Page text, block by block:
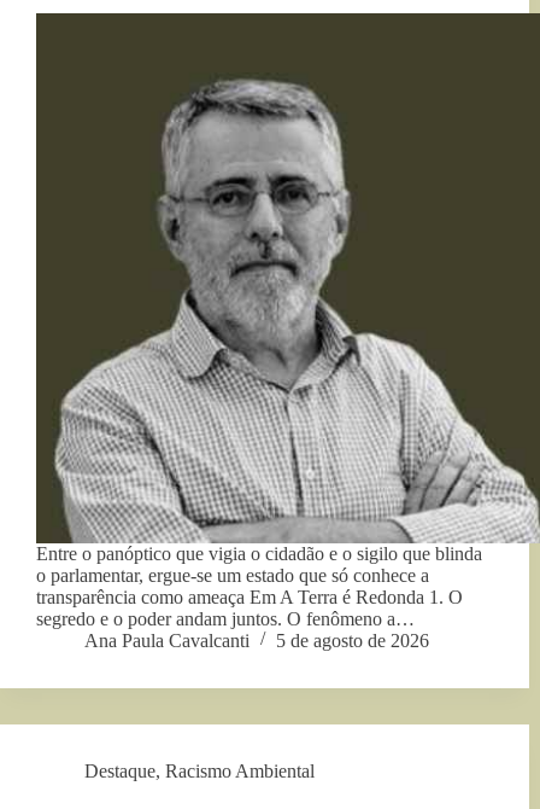
Entre o panóptico que vigia o cidadão e o sigilo que blinda
o parlamentar, ergue-se um estado que só conhece a
transparência como ameaça Em A Terra é Redonda 1. O
segredo e o poder andam juntos. O fenômeno a…
Ana Paula Cavalcanti
5 de agosto de 2026
Destaque, Racismo Ambiental